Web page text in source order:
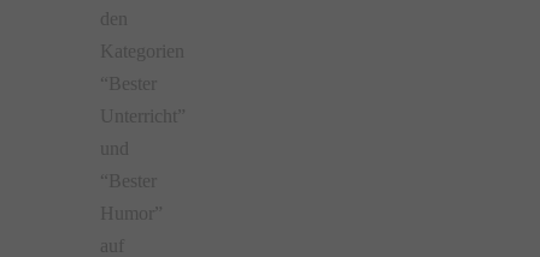
den
Kategorien
“Bester
Unterricht”
und
“Bester
Humor”
auf